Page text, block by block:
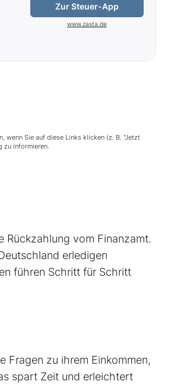
Zur Steuer-App
www.zasta.de
wenn Sie auf diese Links klicken (z. B. "Jetzt
zu informieren.
vom Finanzamt.
erledigen
führen Schritt für Schritt
zu ihrem Einkommen,
spart Zeit und erleichtert